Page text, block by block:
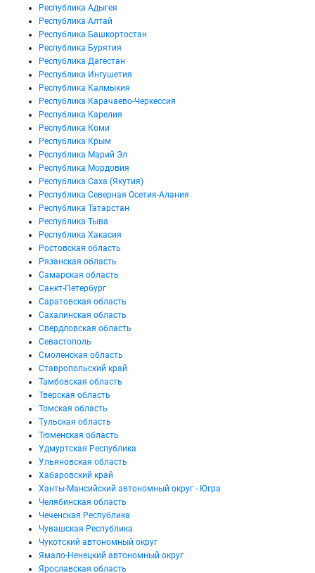
Республика Адыгея
Республика Алтай
Республика Башкортостан
Республика Бурятия
Республика Дагестан
Республика Ингушетия
Республика Калмыкия
Республика Карачаево-Черкессия
Республика Карелия
Республика Коми
Республика Крым
Республика Марий Эл
Республика Мордовия
Республика Саха (Якутия)
Республика Северная Осетия-Алания
Республика Татарстан
Республика Тыва
Республика Хакасия
Ростовская область
Рязанская область
Самарская область
Санкт-Петербург
Саратовская область
Сахалинская область
Свердловская область
Севастополь
Смоленская область
Ставропольский край
Тамбовская область
Тверская область
Томская область
Тульская область
Тюменская область
Удмуртская Республика
Ульяновская область
Хабаровский край
Ханты-Мансийский автономный округ - Югра
Челябинская область
Чеченская Республика
Чувашская Республика
Чукотский автономный округ
Ямало-Ненецкий автономный округ
Ярославская область